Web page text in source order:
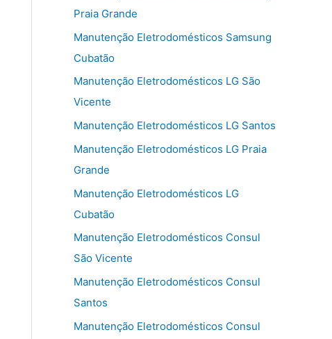
Praia Grande
Manutenção Eletrodomésticos Samsung
Cubatão
Manutenção Eletrodomésticos LG São
Vicente
Manutenção Eletrodomésticos LG Santos
Manutenção Eletrodomésticos LG Praia
Grande
Manutenção Eletrodomésticos LG
Cubatão
Manutenção Eletrodomésticos Consul
São Vicente
Manutenção Eletrodomésticos Consul
Santos
Manutenção Eletrodomésticos Consul